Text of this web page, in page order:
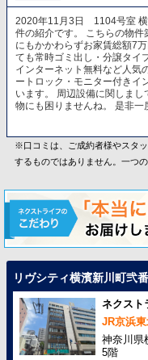
2020年11月3日 1104号室
件の紹介です。 こちらの物
にもかかわらずお家賃総額7
ても常時ゴミ出し・分譲タイ
インターネット無料など人気
ートロック・モニター付きイ
います。 周辺設備に関しま
物にも困りませんね。 是非一
※口コミは、ご成約者様やスタ
するものではありません。一つ
リヴシティ横濱新川町弐
ネクスト
JR京浜
神奈川県
5階